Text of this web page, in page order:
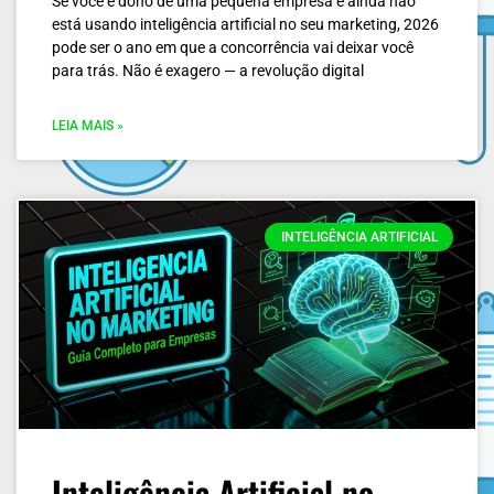
está usando inteligência artificial no seu marketing, 2026
pode ser o ano em que a concorrência vai deixar você
para trás. Não é exagero — a revolução digital
LEIA MAIS »
INTELIGÊNCIA ARTIFICIAL